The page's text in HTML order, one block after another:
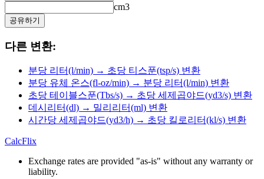
cm3
공유하기
다른 변환:
분당 리터(l/min) → 초당 티스푼(tsp/s) 변환
분당 유체 온스(fl-oz/min) → 분당 리터(l/min) 변환
초당 테이블스푼(Tbs/s) → 초당 세제곱야드(yd3/s) 변환
데시리터(dl) → 밀리리터(ml) 변환
시간당 세제곱야드(yd3/h) → 초당 킬로리터(kl/s) 변환
CalcFlix
Exchange rates are provided "as-is" without any warranty or
liability.